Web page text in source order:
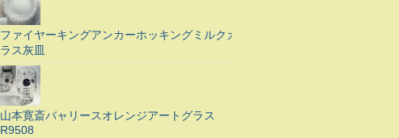
ファイヤーキングアンカーホッキングミルクガ
ラス灰皿
山本寛斎バャリースオレンジアートグラス
R9508